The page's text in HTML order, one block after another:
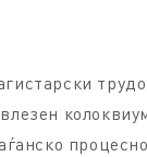
процесно